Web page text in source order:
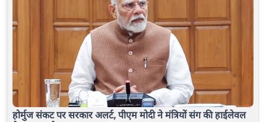
होर्मुज संकट पर सरकार अलर्ट, पीएम मोदी ने मंत्रियों संग की हाईलेवल